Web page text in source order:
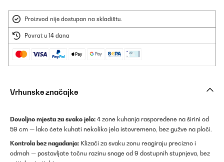
Proizvod nije dostupan na skladištu.
Povrat u 14 dana
Vrhunske značajke
Dovoljno mjesta za svako jelo: 4 zone kuhanja raspoređene na širini od
59 cm — lako ćete kuhati nekoliko jela istovremeno, bez gužve na ploči.
Kontrola bez nagađanja: Klizači za svaku zonu reagiraju precizno i
odmah — postavljate točnu razinu snage od 9 dostupnih stupnjeva, bez